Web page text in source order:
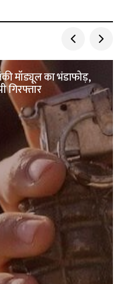
मॉड्यूल का भंडाफोड़,
गिरफ्तार